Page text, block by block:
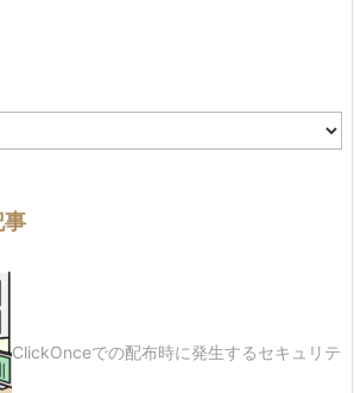
事
ClickOnceでの配布時に発生するセキュリテ